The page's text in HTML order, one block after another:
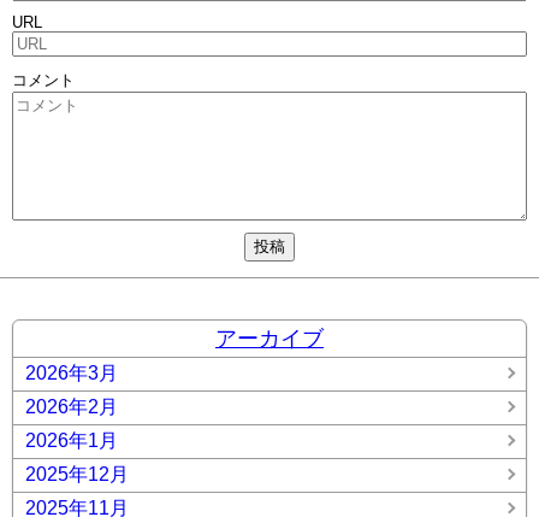
URL
コメント
アーカイブ
2026年3月
2026年2月
2026年1月
2025年12月
2025年11月